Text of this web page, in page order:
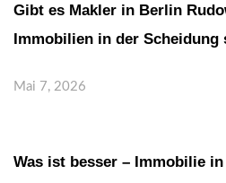
Gibt es Makler in Berlin
Immobilien in der Scheidung
Mai 7, 2026
Was ist besser – Immobilie